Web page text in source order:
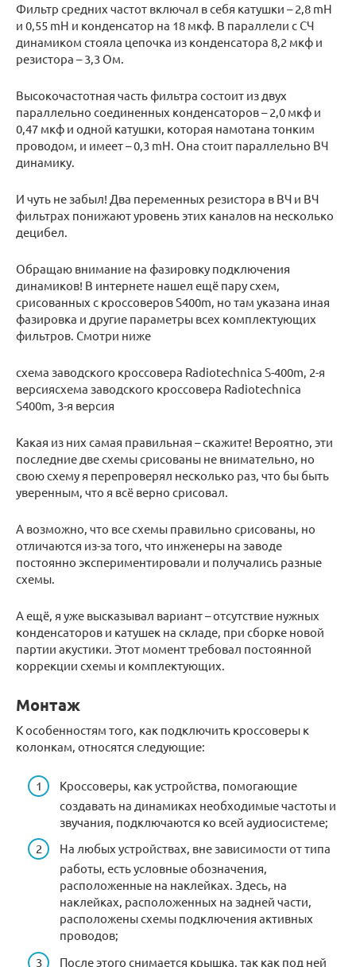
Фильтр средних частот включал в себя катушки – 2,8 mH
и 0,55 mH и конденсатор на 18 мкф. В параллели с СЧ
динамиком стояла цепочка из конденсатора 8,2 мкф и
резистора – 3,3 Ом.
Высокочастотная часть фильтра состоит из двух
параллельно соединенных конденсаторов – 2,0 мкф и
0,47 мкф и одной катушки, которая намотана тонким
проводом, и имеет – 0,3 mH. Она стоит параллельно ВЧ
динамику.
И чуть не забыл! Два переменных резистора в ВЧ и ВЧ
фильтрах понижают уровень этих каналов на несколько
децибел.
Обращаю внимание на фазировку подключения
динамиков! В интернете нашел ещё пару схем,
срисованных с кроссоверов S400m, но там указана иная
фазировка и другие параметры всех комплектующих
фильтров. Смотри ниже
схема заводского кроссовера Radiotechnica S-400m, 2-я
версиясхема заводского кроссовера Radiotechnica
S400m, 3-я версия
Какая из них самая правильная – скажите! Вероятно, эти
последние две схемы срисованы не внимательно, но
свою схему я перепроверял несколько раз, что бы быть
уверенным, что я всё верно срисовал.
А возможно, что все схемы правильно срисованы, но
отличаются из-за того, что инженеры на заводе
постоянно экспериментировали и получались разные
схемы.
А ещё, я уже высказывал вариант – отсутствие нужных
конденсаторов и катушек на складе, при сборке новой
партии акустики. Этот момент требовал постоянной
коррекции схемы и комплектующих.
Монтаж
К особенностям того, как подключить кроссоверы к
колонкам, относятся следующие:
Кроссоверы, как устройства, помогающие
создавать на динамиках необходимые частоты и
звучания, подключаются ко всей аудиосистеме;
На любых устройствах, вне зависимости от типа
работы, есть условные обозначения,
расположенные на наклейках. Здесь, на
наклейках, расположенных на задней части,
расположены схемы подключения активных
проводов;
После этого снимается крышка, так как под ней